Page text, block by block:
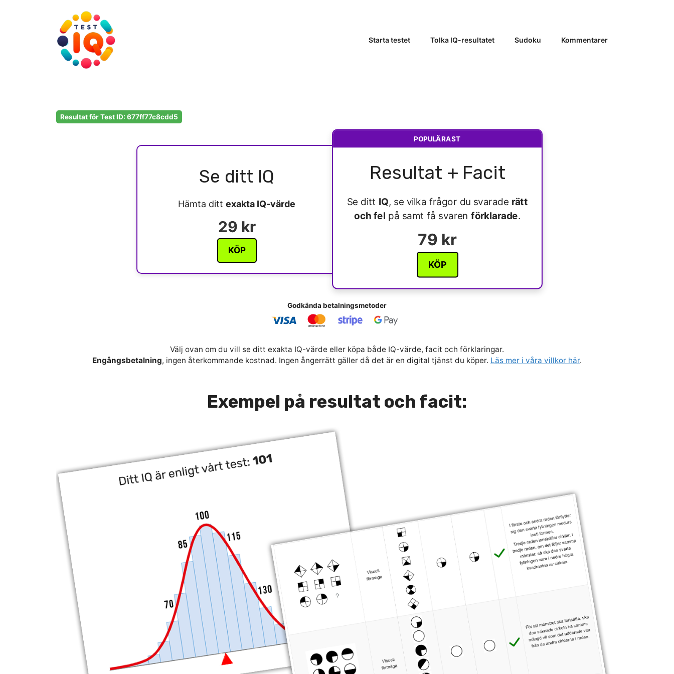
Starta testet Tolka IQ-resultatet Sudoku Kommentarer
Resultat för Test ID: 677ff77c8cdd5
Se ditt IQ
Hämta ditt exakta IQ-värde
29 kr
KÖP
POPULÄRAST
Resultat + Facit
Se ditt IQ, se vilka frågor du svarade rätt
och fel på samt få svarenförklarade.
79 kr
KÖP
Godkända betalningsmetoder
Välj ovan om du vill se ditt exakta IQ-värde eller köpa både IQ-värde, facit och förklaringar.
Engångsbetalning, ingen återkommande kostnad. Ingen ångerrätt gäller då det är en digital tjänst du köper. Läs mer i våra villkor här.
Exempel på resultat och facit: